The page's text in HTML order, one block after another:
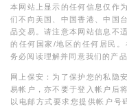
本网站上显示的任何信息仅作
们不向美国、中国香港、中国
品交易。请注意本网站信息不
的任何国家/地区的任何居民
务必阅读理解并同意我们的产
网上保安：为了保护您的私隐
易帐户，亦不要于登入帐户后
以电邮方式要求您提供帐户